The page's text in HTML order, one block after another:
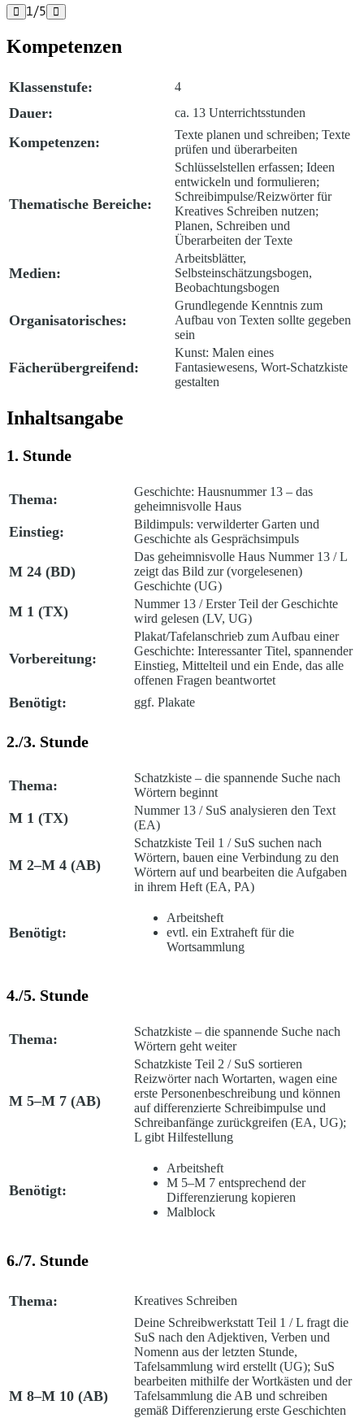
 1/5 
Kompetenzen
Klassenstufe: 4
Dauer: ca. 13 Unterrichtsstunden
Kompetenzen:
Texte planen und schreiben; Texte
prüfen und überarbeiten
Thematische Bereiche:
Schlüsselstellen erfassen; Ideen
entwickeln und formulieren;
Schreibimpulse/Reizwörter für
Kreatives Schreiben nutzen;
Planen, Schreiben und
Überarbeiten der Texte
Medien:
Arbeitsblätter,
Selbsteinschätzungsbogen,
Beobachtungsbogen
Organisatorisches:
Grundlegende Kenntnis zum
Aufbau von Texten sollte gegeben
sein
Fächerübergreifend:
Kunst: Malen eines
Fantasiewesens, Wort-Schatzkiste
gestalten
Inhaltsangabe
1. Stunde
Thema:
Geschichte: Hausnummer 13 – das
geheimnisvolle Haus
Einstieg:
Bildimpuls: verwilderter Garten und
Geschichte als Gesprächsimpuls
M 24 (BD)
Das geheimnisvolle Haus Nummer 13 / L
zeigt das Bild zur (vorgelesenen)
Geschichte (UG)
M 1 (TX) Nummer 13 / Erster Teil der Geschichte
wird gelesen (LV, UG)
Vorbereitung:
Plakat/Tafelanschrieb zum Aufbau einer
Geschichte: Interessanter Titel, spannender
Einstieg, Mittelteil und ein Ende, das alle
offenen Fragen beantwortet
Benötigt: ggf. Plakate
2./3. Stunde
Thema:
Schatzkiste – die spannende Suche nach
Wörtern beginnt
M 1 (TX)
Nummer 13 / SuS analysieren den Text
(EA)
M 2–M 4 (AB)
Schatzkiste Teil 1 / SuS suchen nach
Wörtern, bauen eine Verbindung zu den
Wörtern auf und bearbeiten die Aufgaben
in ihrem Heft (EA, PA)
Benötigt:
Arbeitsheft
evtl. ein Extraheft für die
Wortsammlung
4./5. Stunde
Thema:
Schatzkiste – die spannende Suche nach
Wörtern geht weiter
M 5–M 7 (AB)
Schatzkiste Teil 2 / SuS sortieren
Reizwörter nach Wortarten, wagen eine
erste Personenbeschreibung und können
auf differenzierte Schreibimpulse und
Schreibanfänge zurückgreifen (EA, UG);
L gibt Hilfestellung
Benötigt:
Arbeitsheft
M 5–M 7 entsprechend der
Differenzierung kopieren
Malblock
6./7. Stunde
Thema: Kreatives Schreiben
M 8–M 10 (AB)
Deine Schreibwerkstatt Teil 1 / L fragt die
SuS nach den Adjektiven, Verben und
Nomenn aus der letzten Stunde,
Tafelsammlung wird erstellt (UG); SuS
bearbeiten mithilfe der Wortkästen und der
Tafelsammlung die AB und schreiben
gemäß Differenzierung erste Geschichten